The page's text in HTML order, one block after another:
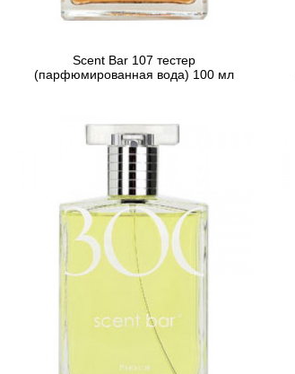
Scent Bar 107 тестер
(парфюмированная вода) 100 мл
Предзаказ